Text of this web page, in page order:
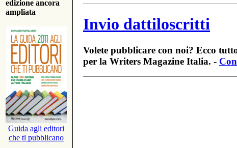
edizione ancora
ampliata
Guida agli editori
che ti pubblicano
Invio dattiloscritti
Volete pubblicare con noi? Ecco
per la Writers Magazine Italia. -